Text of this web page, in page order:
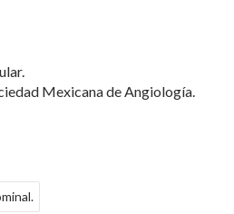
Mexicana de Angiología.